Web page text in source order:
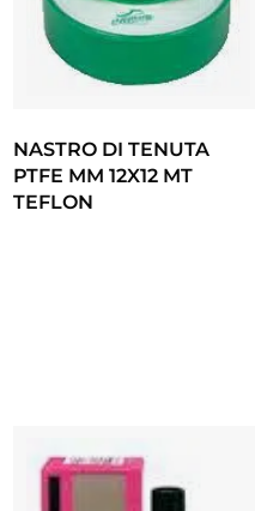
NASTRO DI TENUTA
PTFE MM 12X12 MT
TEFLON